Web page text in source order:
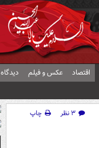
اقتصاد عکس و فیلم دیدگاه
۳ نظر
چاپ